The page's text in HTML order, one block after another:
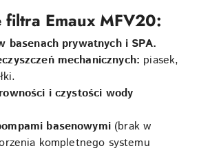
filtra Emaux MFV20:
basenach prywatnych i SPA.
mechanicznych: piasek,
i czystości wody
basenowymi(brak w
kompletnego systemu